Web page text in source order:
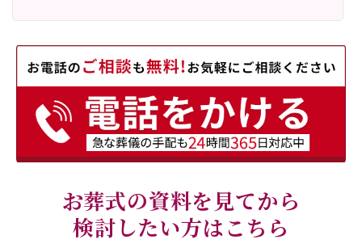
お葬式の資料を見てから
検討したい方はこちら